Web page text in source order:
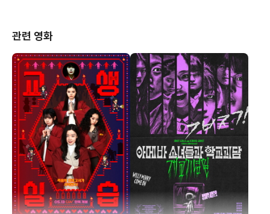
관련 영화